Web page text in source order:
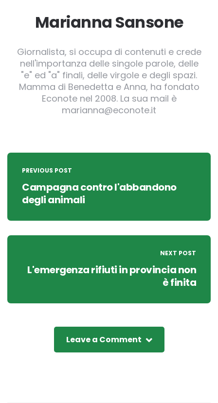
Marianna Sansone
Giornalista, si occupa di contenuti e crede
nell'importanza delle singole parole, delle
"e" ed "a" finali, delle virgole e degli spazi.
Mamma di Benedetta e Anna, ha fondato
Econote nel 2008. La sua mail è
marianna@econote.it
Post
navigation
PREVIOUS POST
Campagna contro l'abbandono
degli animali
NEXT POST
L'emergenza rifiuti in provincia non
è finita
Leave a Comment